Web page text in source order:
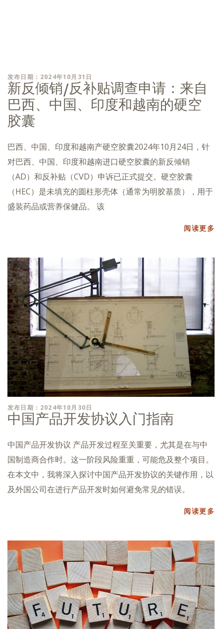
发布日期：2024年10月31日
新反倾销/反补贴调查申请：来自
巴西、中国、印度和越南的硬空
胶囊
巴西、中国、印度和越南产硬空胶囊2024年10月24日，针
对巴西、中国、印度和越南进口硬空胶囊的新反倾销
（AD）和反补贴（CVD）申诉已正式提交。硬空胶囊
（HEC）是未填充的圆柱形壳体（通常为明胶基质），用于
盛装药品或营养保健品。 该
阅读更多
发布日期：2024年10月30日
中国产品开发协议入门指南
中国产品开发协议 产品开发过程至关重要，尤其是在与中
国制造商合作时。这一阶段风险重重，可能危及整个项目。
在本文中，我将深入探讨中国产品开发协议的关键作用，以
及外国公司在进行产品开发时如何避免常见的错误。
阅读更多